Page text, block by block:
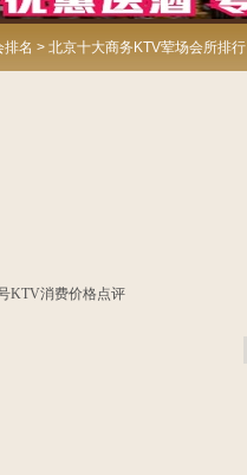
KTV消费价格点评
名 > 北京十大商务KTV荤场会所排行